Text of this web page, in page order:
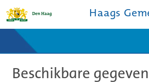
Haags
Ontdek de stad
De studiezaal
Beschikbare